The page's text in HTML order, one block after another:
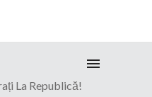
La Republică!